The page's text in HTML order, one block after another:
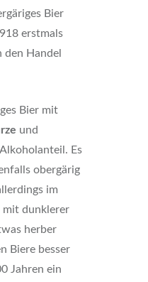
Bier
erstmals
den Handel
Bier mit
und
Es
obergärig
im
mit dunklerer
herber
Biere besser
Jahren ein